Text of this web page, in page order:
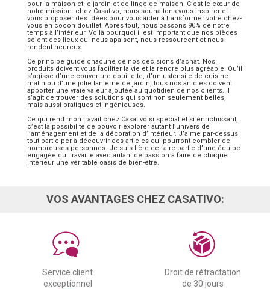
pour la maison et le jardin et de linge de maison. C’est le cœur de
notre mission: chez Casativo, nous souhaitons vous inspirer et
vous proposer des idées pour vous aider à transformer votre chez-
vous en cocon douillet. Après tout, nous passons 90% de notre
temps à l’intérieur. Voilà pourquoi il est important que nos pièces
soient des lieux qui nous apaisent, nous ressourcent et nous
rendent heureux.
Ce principe guide chacune de nos décisions d’achat. Nos
produits doivent vous faciliter la vie et la rendre plus agréable. Qu’il
s’agisse d’une couverture douillette, d’un ustensile de cuisine
malin ou d’une jolie lanterne de jardin, tous nos articles doivent
apporter une vraie valeur ajoutée au quotidien de nos clients. Il
s’agit de trouver des solutions qui sont non seulement belles,
mais aussi pratiques et ingénieuses.
Ce qui rend mon travail chez Casativo si spécial et si enrichissant,
c’est la possibilité de pouvoir explorer autant l’univers de
l’aménagement et de la décoration d’intérieur. J’aime par-dessus
tout participer à découvrir des articles qui pourront combler de
nombreuses personnes. Je suis fière de faire partie d’une équipe
engagée qui travaille avec autant de passion à faire de chaque
intérieur une véritable oasis de bien-être.
VOS AVANTAGES CHEZ CASATIVO:
Service client
exceptionnel
Droit de rétractation
de 30 jours